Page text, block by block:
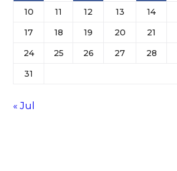
10
11 12 13 14
17
18 19 20 21
24
25 26 27 28
31
« Jul